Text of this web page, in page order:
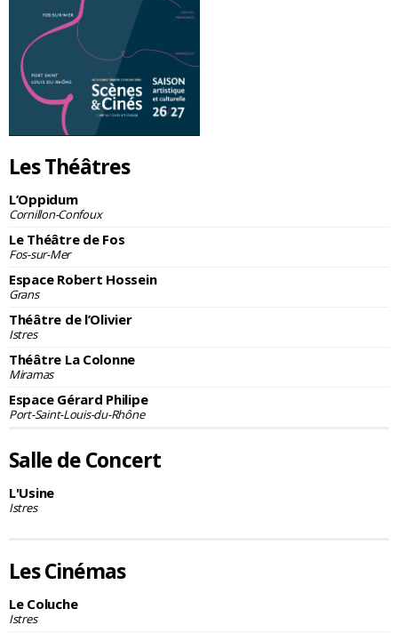
Les Théâtres
L’Oppidum
Cornillon-Confoux
Le Théâtre de Fos
Fos-sur-Mer
Espace Robert Hossein
Grans
Théâtre de l’Olivier
Istres
Théâtre La Colonne
Miramas
Espace Gérard Philipe
Port-Saint-Louis-du-Rhône
Salle de Concert
L'Usine
Istres
Les Cinémas
Le Coluche
Istres